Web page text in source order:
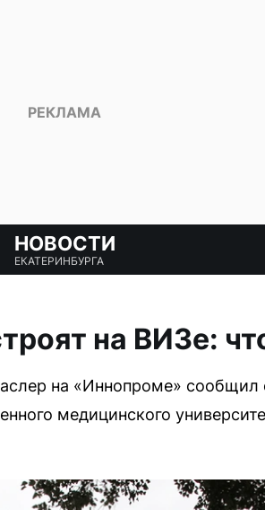
НОВОСТИ
ЕКАТЕРИНБУРГА
на ВИЗе:
на «Иннопроме» сообщил
медицинского